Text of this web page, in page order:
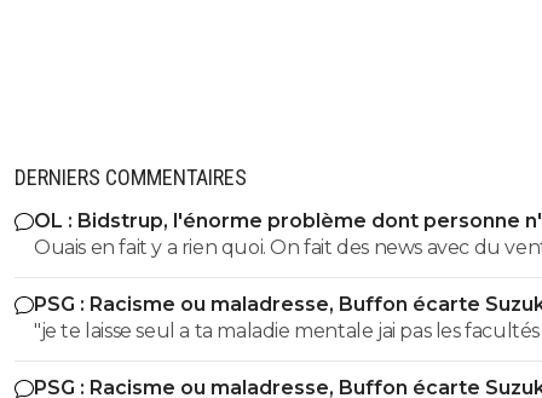
DERNIERS COMMENTAIRES
OL : Bidstrup, l'énorme problème dont personne
parler
Ouais en fait y a rien quoi. On fait des news avec du
PSG : Racisme ou maladresse, Buffon écarte
"je te laisse seul a ta maladie mentale jai pas les facultés
pas toubib ni psychiatre" Ah ah tu es très drole ! Tu nous
parles de résistants nazis lol italliens de surcroit lol Mais les
PSG : Racisme ou maladresse, Buffon écarte